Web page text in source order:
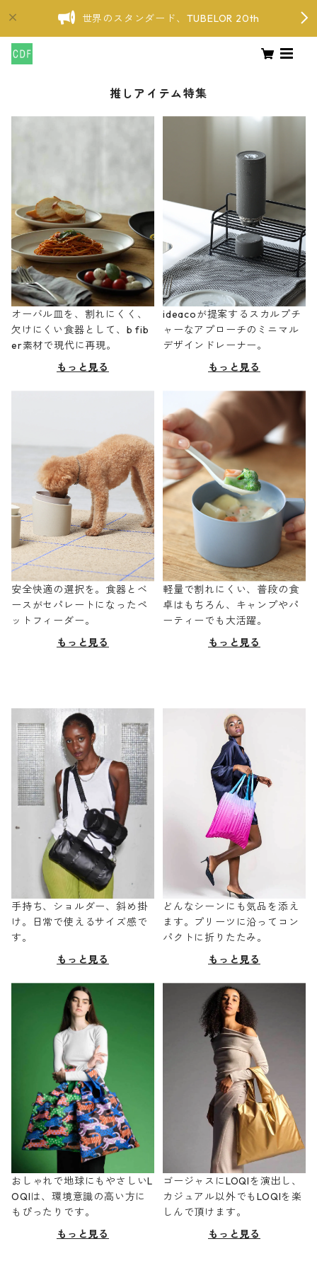
世界のスタンダード、TUBELOR 20th
推しアイテム特集
オーバル皿を、割れにくく、
欠けにくい食器として、b fib
er素材で現代に再現。
もっと見る
ideacoが提案するスカルプチ
ャーなアプローチのミニマル
デザインドレーナー。
もっと見る
安全快適の選択を。食器とベ
ースがセパレートになったペ
ットフィーダー。
もっと見る
軽量で割れにくい、普段の食
卓はもちろん、キャンプやパ
ーティーでも大活躍。
もっと見る
手持ち、ショルダー、斜め掛
け。日常で使えるサイズ感で
す。
もっと見る
どんなシーンにも気品を添え
ます。プリーツに沿ってコン
パクトに折りたたみ。
もっと見る
おしゃれで地球にもやさしいL
OQIは、環境意識の高い方に
もぴったりです。
もっと見る
ゴージャスにLOQIを演出し、
カジュアル以外でもLOQIを楽
しんで頂けます。
もっと見る